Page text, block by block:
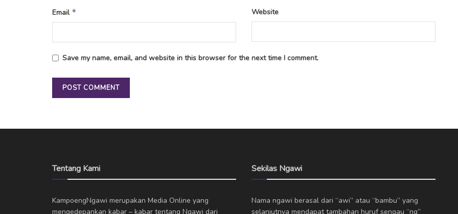
Email * Website
Save my name, email, and website in this browser for the next time I comment.
Tentang Kami
KampoengNgawi merupakan Media Online yang
mengedepankan kabar – kabar tentang Ngawi dari
Sekilas Ngawi
Nama ngawi berasal dari “awi” atau “bambu” yang
selanjutnya mendapat tambahan huruf sengau “ng”